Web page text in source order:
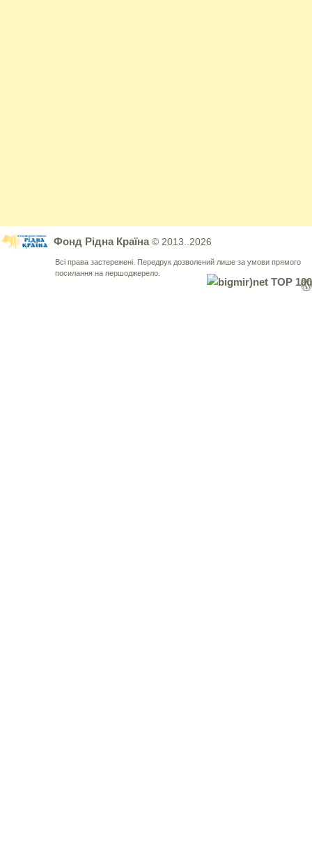
Фонд Рідна Країна© 2013..2026
Всі права застережені. Передрук дозволений лише за умови прямого
посилання на першоджерело.